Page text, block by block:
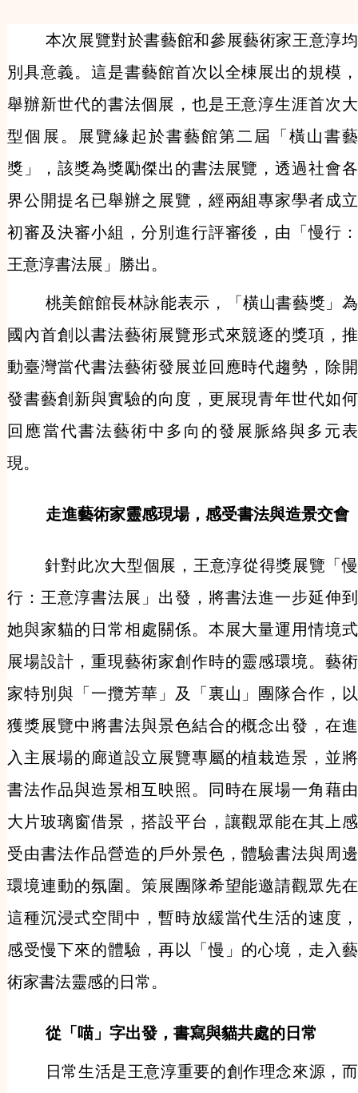
本次展覽對於書藝館和參展藝術家王意淳均
別具意義。這是書藝館首次以全棟展出的規模，
舉辦新世代的書法個展，也是王意淳生涯首次大
型個展。展覽緣起於書藝館第二屆「橫山書藝
獎」，該獎為獎勵傑出的書法展覽，透過社會各
界公開提名已舉辦之展覽，經兩組專家學者成立
初審及決審小組，分別進行評審後，由「慢行：
王意淳書法展」勝出。
桃美館館長林詠能表示，「橫山書藝獎」為
國內首創以書法藝術展覽形式來競逐的獎項，推
動臺灣當代書法藝術發展並回應時代趨勢，除開
發書藝創新與實驗的向度，更展現青年世代如何
回應當代書法藝術中多向的發展脈絡與多元表
現。
走進藝術家靈感現場，感受書法與造景交會
針對此次大型個展，王意淳從得獎展覽「慢
行：王意淳書法展」出發，將書法進一步延伸到
她與家貓的日常相處關係。本展大量運用情境式
展場設計，重現藝術家創作時的靈感環境。藝術
家特別與「一攬芳華」及「裏山」團隊合作，以
獲獎展覽中將書法與景色結合的概念出發，在進
入主展場的廊道設立展覽專屬的植栽造景，並將
書法作品與造景相互映照。同時在展場一角藉由
大片玻璃窗借景，搭設平台，讓觀眾能在其上感
受由書法作品營造的戶外景色，體驗書法與周邊
環境連動的氛圍。策展團隊希望能邀請觀眾先在
這種沉浸式空間中，暫時放緩當代生活的速度，
感受慢下來的體驗，再以「慢」的心境，走入藝
術家書法靈感的日常。
從「喵」字出發，書寫與貓共處的日常
日常生活是王意淳重要的創作理念來源，而